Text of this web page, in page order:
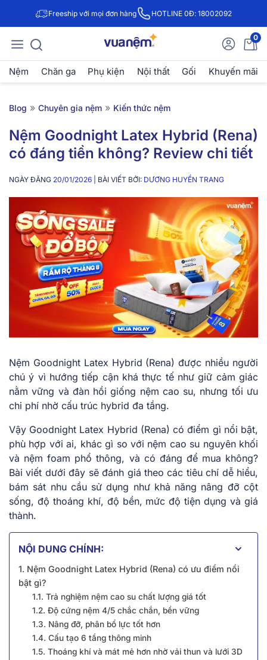
Freeship với mọi đơn hàng HOTLINE 0Đ: 18002092
0
Nệm Chăn ga Phụ kiện Nội thất Gối Khuyến mãi
Blog » Chuyên gia nệm » Kiến thức nệm
Nệm Goodnight Latex Hybrid (Rena)
có đáng tiền không? Review chi tiết
NGÀY ĐĂNG 20/01/2026 | BÀI VIẾT BỞI: DƯƠNG HUYỀN TRANG
Nệm Goodnight Latex Hybrid (Rena) được nhiều người
chú ý vì hướng tiếp cận khá thực tế như giữ cảm giác
nằm vững và đàn hồi giống nệm cao su, nhưng tối ưu
chi phí nhờ cấu trúc hybrid đa tầng.
Vậy Goodnight Latex Hybrid (Rena) có điểm gì nổi bật,
phù hợp với ai, khác gì so với nệm cao su nguyên khối
và nệm foam phổ thông, và có đáng để mua không?
Bài viết dưới đây sẽ đánh giá theo các tiêu chí dễ hiểu,
bám sát nhu cầu sử dụng như khả năng nâng đỡ cột
sống, độ thoáng khí, độ bền, mức độ tiện dụng và giá
thành.
NỘI DUNG CHÍNH:
1. Nệm Goodnight Latex Hybrid (Rena) có ưu điểm nổi
bật gì?
1.1. Trả nghiệm nệm cao su chất lượng giá tốt
1.2. Độ cứng nệm 4/5 chắc chắn, bền vững
1.3. Nâng đỡ, phân bổ lực tốt hơn
1.4. Cấu tạo 6 tầng thông minh
1.5. Thoáng khí và mát mẻ hơn nhờ vải thun và lưới 3D